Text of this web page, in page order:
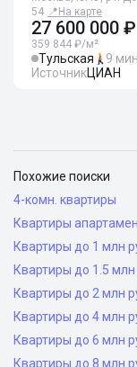
54 📍 На карте
27 600 000 ₽
359 844 ₽/м²
Тульская
9 мин
ИсточникЦИАН
Похожие поиски
4-комн. квартиры
Квартиры
Квартиры до 1 млн
Квартиры до 1.5 млн
Квартиры до 2 млн
Квартиры до 4 млн
Квартиры до 6 млн
Квартиры до 8 млн